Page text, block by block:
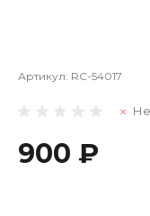
Артикул: RC-54017
900 ₽